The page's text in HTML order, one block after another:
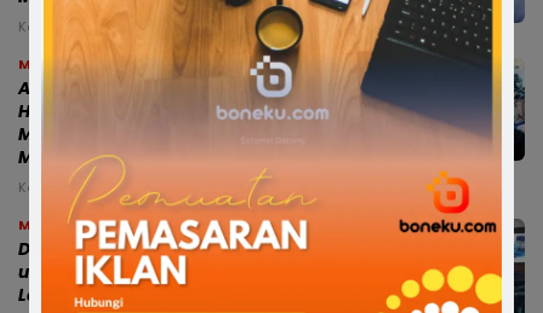
Kamis, 6 Agu 2026 - 02:58 WITA
Makassar
Audiens Bersama Menteri Lingkungan
Hidup, Gubernur Sulsel: PSEL
Mamminasata Temui Titik Terang, Siap
Masuk Tahap Lelang Ulang
Kamis, 6 Agu 2026 - 01:53 WITA
Makassar
Dua Ranperda Strategis Disiapkan
untuk Memperkuat Fiskal Daerah dan
Layanan Penjaminan UMKM